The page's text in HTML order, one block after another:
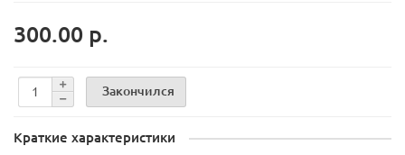
300.00 р.
Закончился
Краткие характеристики